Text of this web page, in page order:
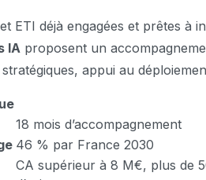
ETI déjà engagées et prêtes à
IA proposent un
appui au
18 mois d’accompagnement
46 % par France 2030
CA supérieur à 8 M€, plus de